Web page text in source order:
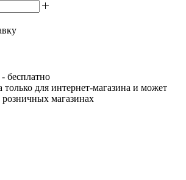
бесплатно
только для интернет-магазина и может
розничных магазинах